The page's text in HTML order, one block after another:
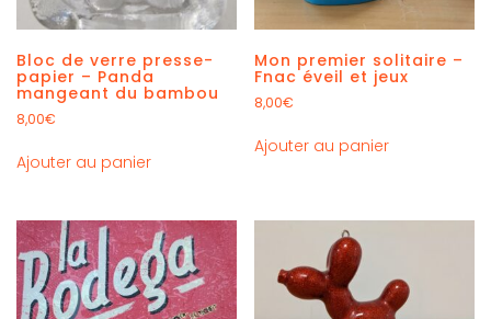
Bloc de verre presse-
papier – Panda
mangeant du bambou
8,00€
Ajouter au panier
Mon premier solitaire –
Fnac éveil et jeux
8,00€
Ajouter au panier